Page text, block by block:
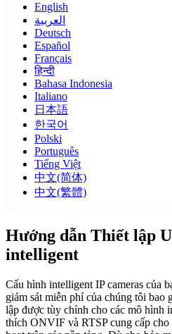
English
العربية
Deutsch
Español
Français
हिन्दी
Bahasa Indonesia
Italiano
日本語
한국어
Polski
Português
Tiếng Việt
中文(简体)
中文(繁體)
Hướng dẫn Thiết lập
intelligent
Cấu hình intelligent IP cameras của
giám sát miễn phí của chúng tôi bao
lập được tùy chỉnh cho các mô hình
thích ONVIF và RTSP cung cấp